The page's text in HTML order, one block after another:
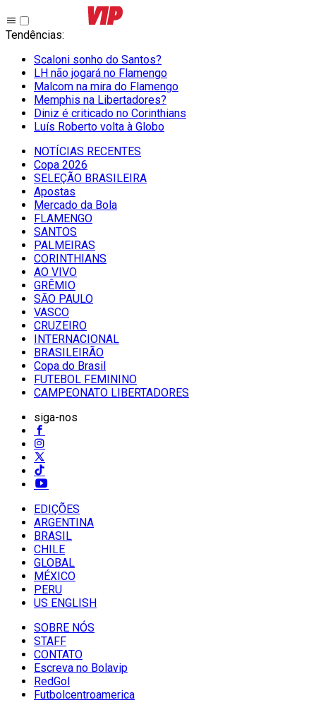
Tendências:
Scaloni sonho do Santos?
LH não jogará no Flamengo
Malcom na mira do Flamengo
Memphis na Libertadores?
Diniz é criticado no Corinthians
Luís Roberto volta à Globo
NOTÍCIAS RECENTES
Copa 2026
SELEÇÃO BRASILEIRA
Apostas
Mercado da Bola
FLAMENGO
SANTOS
PALMEIRAS
CORINTHIANS
AO VIVO
GRÊMIO
SĀO PAULO
VASCO
CRUZEIRO
INTERNACIONAL
BRASILEIRÃO
Copa do Brasil
FUTEBOL FEMININO
CAMPEONATO LIBERTADORES
siga-nos
EDIÇÕES
ARGENTINA
BRASIL
CHILE
GLOBAL
MÉXICO
PERU
US ENGLISH
SOBRE NÓS
STAFF
CONTATO
Escreva no Bolavip
RedGol
Futbolcentroamerica